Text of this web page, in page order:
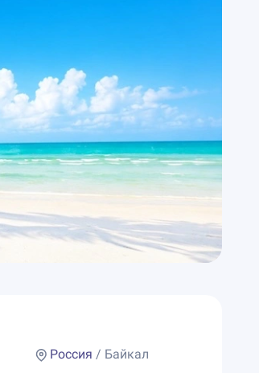
Россия / Байкал